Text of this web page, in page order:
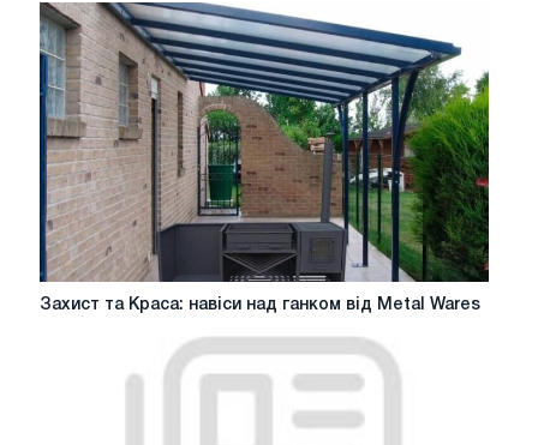
Захист
Захист та Краса: навіси над ганком від Metal Wares